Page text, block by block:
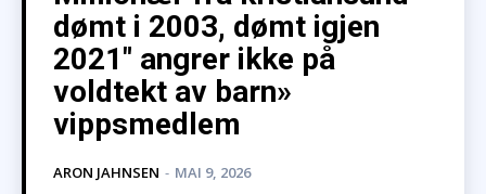
dømt i 2003, dømt igjen
2021″ angrer ikke på
voldtekt av barn»
vippsmedlem
ARON JAHNSEN - MAI 9, 2026